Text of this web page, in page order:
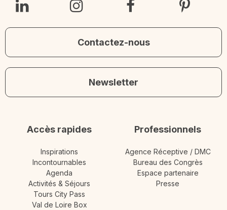
Contactez-nous
Newsletter
Accès rapides
Inspirations
Incontournables
Agenda
Activités & Séjours
Tours City Pass
Val de Loire Box
Professionnels
Agence Réceptive / DMC
Bureau des Congrès
Espace partenaire
Presse